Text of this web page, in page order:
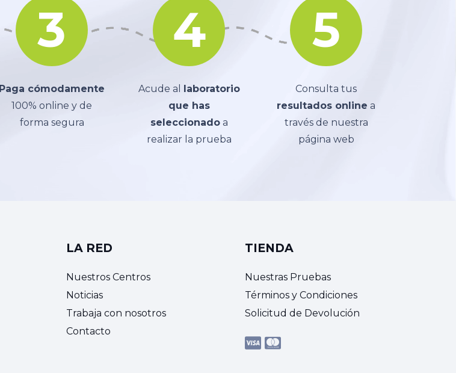
3
Paga cómodamente
100% online y de
forma segura
4
Acude al
laboratorio
que has
seleccionadoa
realizar la prueba
5
Consulta tus
resultados online a
través de nuestra
página web
LA RED
Nuestros Centros
Noticias
Trabaja con nosotros
Contacto
TIENDA
Nuestras Pruebas
Términos y Condiciones
Solicitud de Devolución